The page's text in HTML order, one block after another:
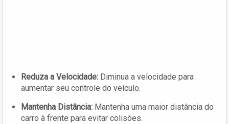
Reduza a Velocidade: Diminua a velocidade para
aumentar seu controle do veículo.
Mantenha Distância: Mantenha uma maior distância do
carro à frente para evitar colisões.